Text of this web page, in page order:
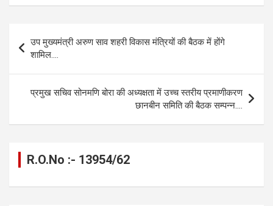
ce
o
o
k
se
n
g
er
at
A
p
p
e
a
m
ail py
Li
n
k
ar
e
navigation
उप मुख्यमंत्री अरुण साव शहरी विकास मंत्रियों की बैठक में होंगे
शामिल….
प्रमुख सचिव सोनमणि बोरा की अध्यक्षता में उच्च स्तरीय प्रमाणीकरण
छानबीन समिति की बैठक सम्पन्न….
R.O.No :- 13954/62